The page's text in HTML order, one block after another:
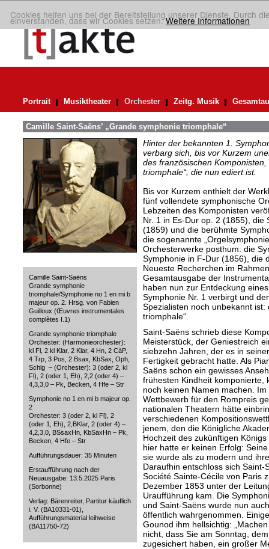
Cookies helfen uns bei der Bereitstellung unserer Dienste. Durch
einverstanden, dass wir Cookies setzen.Weitere Informationen
Portrait Musiktheater Orchester Zeitg. Musik
Camille Saint-Saëns’ „Grande symphonie triomphale“
Camille Saint-Saëns
Grande symphonie
triomphale/Symphonie no 1 en mi b
majeur op. 2. Hrsg. von Fabien
Guilloux (Œuvres instrumentales
complètes I.1)
Grande symphonie triomphale
Orchester: (Harmonieorchester):
kl Fl, 2 kl Klar, 2 Klar, 4 Hn, 2 CàP,
4 Trp, 3 Pos, 2 Bsax, KbSax, Oph,
Schlg – (Orchester): 3 (oder 2, kl
Fl), 2 (oder 1, Eh), 2,2 (oder 4) –
4,3,3,0 – Pk, Becken, 4 Hfe – Str
Symphonie no 1 en mi b majeur op.
2
Orchester: 3 (oder 2, kl Fl), 2
(oder 1, Eh), 2,BKlar, 2 (oder 4) –
4,2,3,0, BSsaxHn, KbSaxHn – Pk,
Becken, 4 Hfe – Str
Aufführungsdauer: 35 Minuten
Erstaufführung nach der
Neuausgabe: 13.5.2025 Paris
(Sorbonne)
Verlag: Bärenreiter, Partitur käuflich
i. V. (BA10331-01),
Aufführungsmaterial leihweise
(BA11750-72)
Hinter der bekannten 1.
verbarg sich, bis vor Kurzem
des französischen
triomphale“, die nun ediert ist.
Bis vor Kurzem enthielt der
fünf vollendete symphonische
Lebzeiten des Komponisten
Nr. 1 in Es-Dur op. 2 (1855), die
(1859) und die berühmte
die sogenannte
Orchesterwerke posthum: die
Symphonie in F-Dur (1856), die
Neueste Recherchen im
Gesamtausgabe der
haben nun zur Entdeckung
Symphonie Nr. 1 verbirgt und
Spezialisten noch unbekannt ist:
triomphale“.
Saint-Saëns schrieb diese
Meisterstück, der Geniestreich
siebzehn Jahren, der es in
Fertigkeit gebracht hatte. Als
Saëns schon ein gewisses
frühesten Kindheit komponierte,
noch keinen Namen machen.
Wettbewerb für den Rompreis
nationalen Theatern hätte
verschiedenen
jenem, den die Königliche
Hochzeit des zukünftigen
hier hatte er keinen Erfolg:
sie wurde als zu modern und
Daraufhin entschloss sich
Société Sainte-Cécile von Paris
Dezember 1853 unter der
Uraufführung kam. Die
und Saint-Saëns wurde nun
öffentlich wahrgenommen.
Gounod ihm hellsichtig:
nicht, dass Sie am Sonntag,
zugesichert haben, ein großer